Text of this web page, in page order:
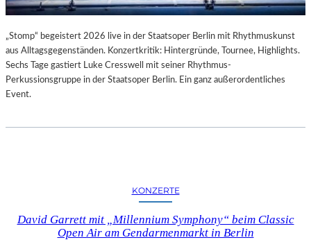
„Stomp“ begeistert 2026 live in der Staatsoper Berlin mit Rhythmuskunst
aus Alltagsgegenständen. Konzertkritik: Hintergründe, Tournee, Highlights.
Sechs Tage gastiert Luke Cresswell mit seiner Rhythmus-
Perkussionsgruppe in der Staatsoper Berlin. Ein ganz außerordentliches
Event.
KONZERTE
David Garrett mit „Millennium Symphony“ beim Classic
Open Air am Gendarmenmarkt in Berlin